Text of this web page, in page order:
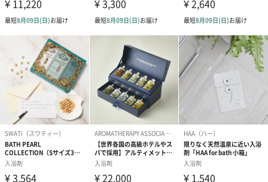
「クレイド」の入浴剤には奥深くに広がるストーリーがあること
に1回分の入浴剤とそれぞれ異なる写真が1週間分（計7点）入って
います。ページをめくるごとにクレイが採掘されるアメリカ西海
岸の砂漠の美しい風景が広がります。
毎日のバスタイムを楽しみにさせてくれる、まるで写真集のよう
な「WEEK BOOK」は、プレゼントに喜ばれること間違いなしで
す。
※風景写真は300種類よりランダムにお届けします。